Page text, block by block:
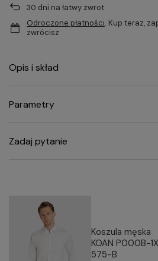
30 dni na łatwy zwrot
Odroczone płatności. Kup teraz,
zwrócisz
Opis i skład
Parametry
Zadaj pytanie
Koszula męska
KOAN P000B-
575-B